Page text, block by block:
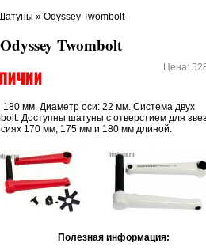
» Odyssey Twombolt
Twombolt
Цена:
180 мм. Диаметр оси: 22 мм. Система двух
Доступны шатуны с отверстием для
170 мм, 175 мм и 180 мм длиной.
Полезная информация: